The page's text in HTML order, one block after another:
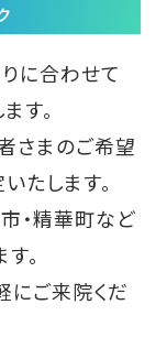
に合わせて
す。
さまのご希望
たします。
・精華町など
。
にご来院くだ